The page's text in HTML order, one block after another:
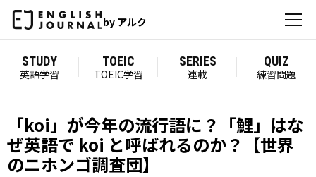
by アルク
STUDY
英語学習
TOEIC
TOEIC学習
SERIES
連載
QUIZ
練習問題
「koi」が今年の流行語に？「鯉」はな
ぜ英語で koi と呼ばれるのか？【世界
のニホンゴ調査団】